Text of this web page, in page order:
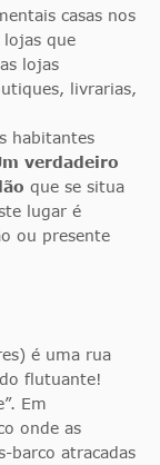
casas nos
lojas que
lojas
livrarias,
habitantes
verdadeiro
que se situa
lugar é
ou presente
é uma rua
flutuante!
Em
onde as
barco atracadas